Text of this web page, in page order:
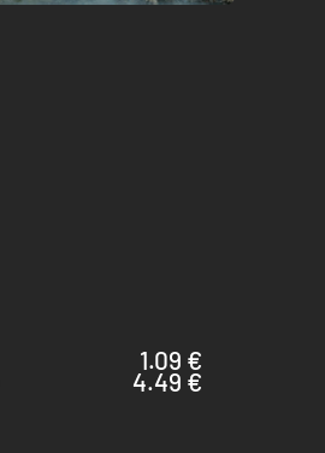
1.09 €
4.49 €